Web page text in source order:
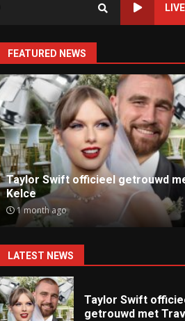
FEATURED NEWS
Ray J klaagt Kim Kardashian aan
sekstape
9 months ago
LATEST NEWS
Taylor Swift
getrouwd met